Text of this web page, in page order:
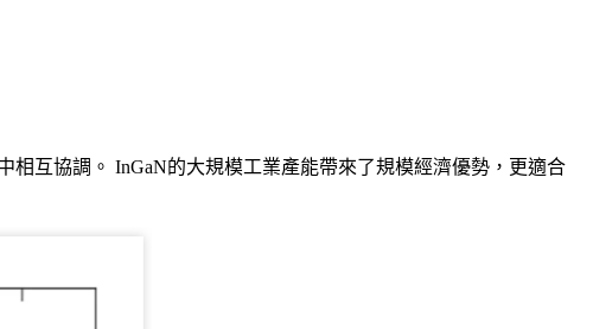
互協調。 InGaN的大規模工業產能帶來了規模經濟優勢，更適合